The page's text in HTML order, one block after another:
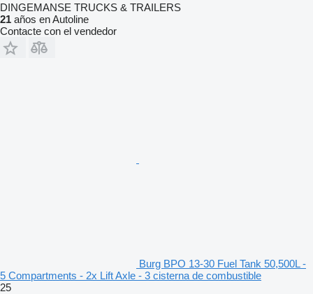
DINGEMANSE TRUCKS & TRAILERS
21 años en Autoline
Contacte con el vendedor
Burg BPO 13-30 Fuel Tank 50,500L -
5 Compartments - 2x Lift Axle - 3 cisterna de combustible
25